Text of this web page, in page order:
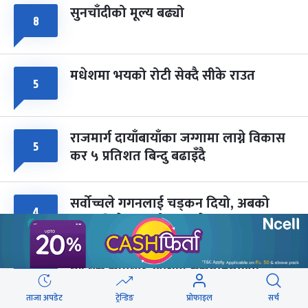
८ सुनचाँदीको मूल्य बढ्यो
५ मधेशमा भयको रोटी सेक्दै सीके राउत
५ राजमार्ग दायाँबायाँका जग्गामा लाग्ने विकास
कर ५ प्रतिशत बिन्दु बढाइँदै
४ सर्वोच्चले गगनलाई चड्कन दियो, अबको
सभापति देउवा : मोहन बस्नेत
४ ब्लु बस सेवाबाट लैंगिक असमानतालाई
प्रोत्साहन नगर्ने नीति लिएका हौं : मन्त्री बादी
ताजा अपडेट ट्रेन्डिङ प्रोफाइल सर्च